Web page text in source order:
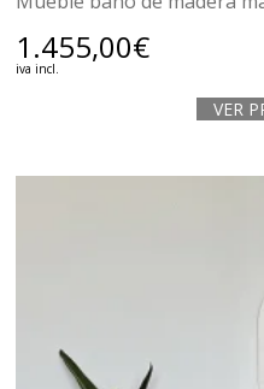
1.455,00€
iva incl.
VER